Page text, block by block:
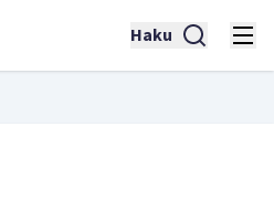
Haku